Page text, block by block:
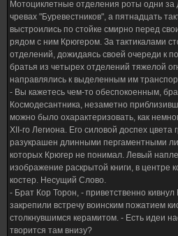
Мотоциклетные отделения роты одни за
чревах "Буревестников", а пятнадцать
выстроились по стойке смирно перед
рядом с ним Крюгером. За тактикалами
отделений, дожидаясь своей очереди к
братья из четырех отделений тяжелой
направлялись к выделенным им
- Вы кажетесь чем-то обеспокоенным,
Космодесантника, незаметно
можно было охарактеризовать, как
XII-го Легиона. Его силовой доспех
разукрашен длинными пергаментными
которых Крюгер не понимал. Левый
изображение раскрытой книги, в центре
костер. Несущий Слово.
- Брат Кор Торон, - приветственно
закрепили встречу воинским пожатием
столкнувшимся керамитом. - Есть идеи
творится там внизу?